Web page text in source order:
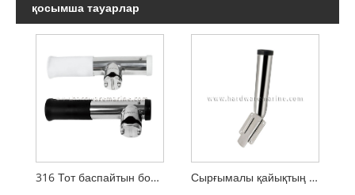
қосымша тауарлар
316 Тот баспайтын болаттан жасалған қысқыш, түтік кірістірілген өзек ұстағышқа Сырғымалы қайықтың қармақ ұстағышы Тот баспайтын болаттан жасалған алынбалы негіз